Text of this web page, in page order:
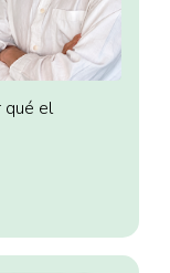
qué el